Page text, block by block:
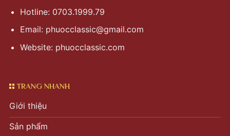
Hotline: 0703.1999.79
Email: phuocclassic@gmail.com
Website: phuocclassic.com
TRANG NHANH
Giới thiệu
Sản phẩm